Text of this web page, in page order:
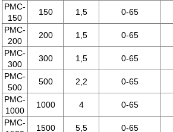
PMC-
150
150 1,5 0-65
PMC-
200
200 1,5 0-65
PMC-
300
300 1,5 0-65
PMC-
500
500 2,2 0-65
PMC-
1000
1000 4 0-65
PMC-
1500 5,5 0-65